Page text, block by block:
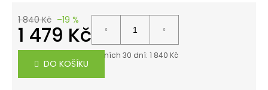
hvězdiček.
1 840 Kč –19 %
1 479 Kč
Měrná
cena: DO KOŠÍKU
Nejnižší cena za posledních 30 dní: 1 840 Kč
u
č